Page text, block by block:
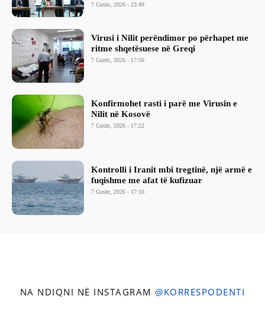
7 Gusht, 2026 - 23:49
Virusi i Nilit perëndimor po përhapet me
ritme shqetësuese në Greqi
7 Gusht, 2026 - 17:56
Konfirmohet rasti i parë me Virusin e
Nilit në Kosovë
7 Gusht, 2026 - 17:22
Kontrolli i Iranit mbi tregtinë, një armë e
fuqishme me afat të kufizuar
7 Gusht, 2026 - 17:16
NA NDIQNI NË INSTAGRAM @KORRESPODENTI